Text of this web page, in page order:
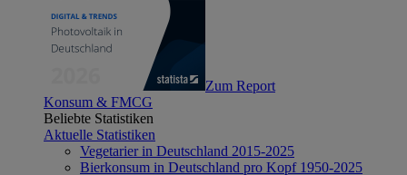
Zum Report
Konsum & FMCG
Beliebte Statistiken
Aktuelle Statistiken
Vegetarier in Deutschland 2015-2025
Bierkonsum in Deutschland pro Kopf 1950-2025